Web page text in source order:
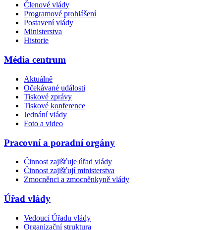
Členové vlády
Programové prohlášení
Postavení vlády
Ministerstva
Historie
Média centrum
Aktuálně
Očekávané události
Tiskové zprávy
Tiskové konference
Jednání vlády
Foto a video
Pracovní a poradní orgány
Činnost zajišťuje úřad vlády
Činnost zajišťují ministerstva
Zmocněnci a zmocněnkyně vlády
Úřad vlády
Vedoucí Úřadu vlády
Organizační struktura